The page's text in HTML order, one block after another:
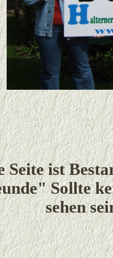
Seite ist
Sollte
sehen